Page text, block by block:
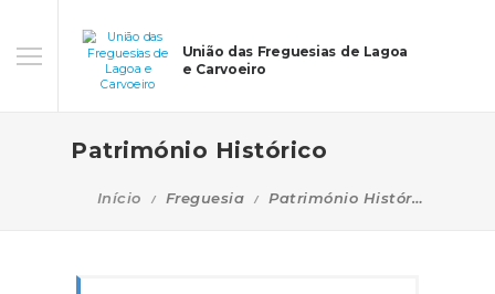
União das Freguesias de Lagoa
e Carvoeiro
Património Histórico
Início Freguesia Património Histórico